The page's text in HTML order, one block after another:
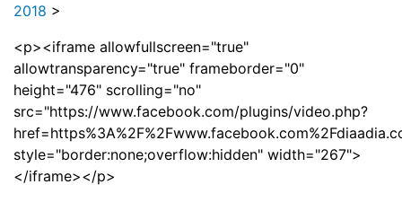
2018 >
<p><iframe allowfullscreen="true"
allowtransparency="true" frameborder="0"
height="476" scrolling="no"
src="https://www.facebook.com/plugins/video.php?
style="border:none;overflow:hidden" width="267">
</iframe></p>